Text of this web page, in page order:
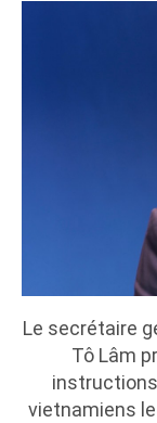
Le secrétaire
Tô Lâm
vietnamiens